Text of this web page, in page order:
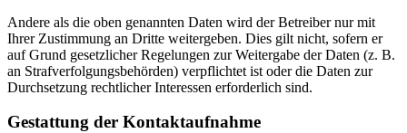
Andere als die oben genannten Daten wird der Betreiber nur mit
Ihrer Zustimmung an Dritte weitergeben. Dies gilt nicht, sofern er
auf Grund gesetzlicher Regelungen zur Weitergabe der Daten (z. B.
an Strafverfolgungsbehörden) verpflichtet ist oder die Daten zur
Durchsetzung rechtlicher Interessen erforderlich sind.
Gestattung der Kontaktaufnahme